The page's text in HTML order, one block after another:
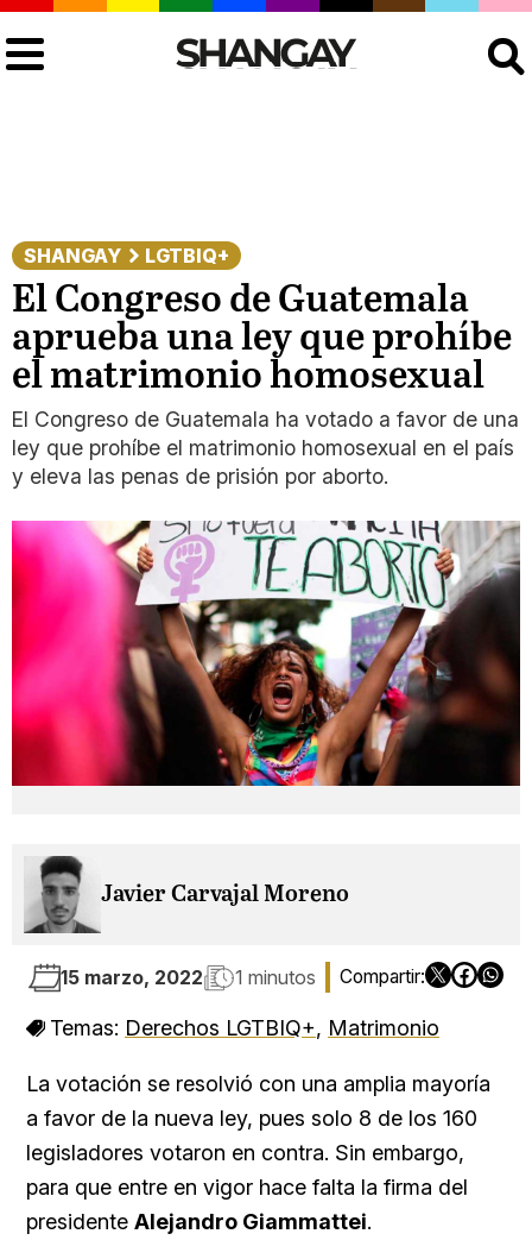
SHANGAY LGTBIQ+
El Congreso de Guatemala
aprueba una ley que prohíbe
el matrimonio homosexual
El Congreso de Guatemala ha votado a favor de una
ley que prohíbe el matrimonio homosexual en el país
y eleva las penas de prisión por aborto.
Javier Carvajal Moreno
15 marzo, 2022 1 minutos
Temas: Derechos LGTBIQ+, Matrimonio
La votación se resolvió con una amplia mayoría
a favor de la nueva ley, pues solo 8 de los 160
legisladores votaron en contra. Sin embargo,
para que entre en vigor hace falta la firma del
presidente Alejandro Giammattei.